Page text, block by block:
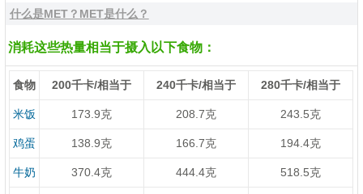
什么是MET？MET是什么？
消耗这些热量相当于摄入以下食物：
食物 200千卡/相当于 240千卡/相当于 280千卡/相当于
米饭 173.9克 208.7克 243.5克
鸡蛋 138.9克 166.7克 194.4克
牛奶 370.4克 444.4克 518.5克